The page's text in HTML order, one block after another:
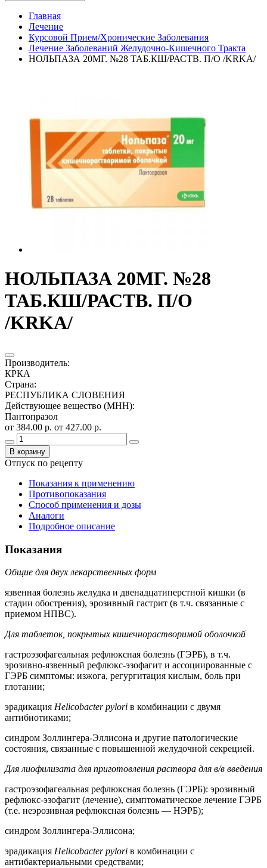
Главная
Лечение
Курсовой Прием/Хронические Заболевания
Лечение Заболеваний Желудочно-Кишечного Тракта
НОЛЬПАЗА 20МГ. №28 ТАБ.КШ/РАСТВ. П/О /KRKA/
НОЛЬПАЗА 20МГ. №28
ТАБ.КШ/РАСТВ. П/О
/KRKA/
Производитель:
КРКА
Страна:
РЕСПУБЛИКА СЛОВЕНИЯ
Действующее вещество (МНН):
Пантопразол
от 384.00 р. от 427.00 р.
В корзину
Отпуск по рецепту
Показания к применению
Противопоказания
Способ применения и дозы
Аналоги
Подробное описание
Показания
Общие для двух лекарственных форм
язвенная болезнь желудка и двенадцатиперстной кишки (в
стадии обострения), эрозивный гастрит (в т.ч. связанные с
приемом НПВС).
Для таблеток, покрытых кишечнорастворимой оболочкой
гастроэзофагеальная рефлюксная болезнь (ГЭРБ), в т.ч.
эрозивно-язвенный рефлюкс-эзофагит и ассоциированные с
ГЭРБ симптомы: изжога, регургитация кислым, боль при
глотании;
эрадикация Helicobacter pylori в комбинации с двумя
антибиотиками;
синдром Золлингера-Эллисона и другие патологические
состояния, связанные с повышенной желудочной секрецией.
Для лиофилизата для приготовления раствора для в/в введения
гастроэзофагеальная рефлюксная болезнь (ГЭРБ): эрозивный
рефлюкс-эзофагит (лечение), симптоматическое лечение ГЭРБ
(т.е. неэрозивная рефлюксная болезнь — НЭРБ);
синдром Золлингера-Эллисона;
эрадикация Helicobacter pylori в комбинации с
антибактериальными средствами;